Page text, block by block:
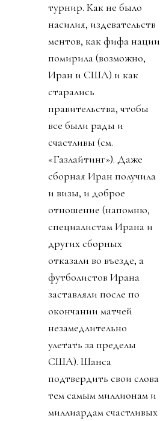
турнир. Как не было
насилия, издевательств
ментов, как фифа нации
помирила (возможно,
Иран и США) и как
старались
правительства, чтобы
все были рады и
счастливы (см.
«Газлайтинг»). Даже
сборная Иран получила
и визы, и доброе
отношение (напомню,
специалистам Ирана и
других сборных
отказали во въезде, а
футболистов Ирана
заставляли после по
окончании матчей
незамедлительно
улетать за пределы
США). Шанса
подтвердить свои слова
тем самым миллионам и
миллиардам счастливых